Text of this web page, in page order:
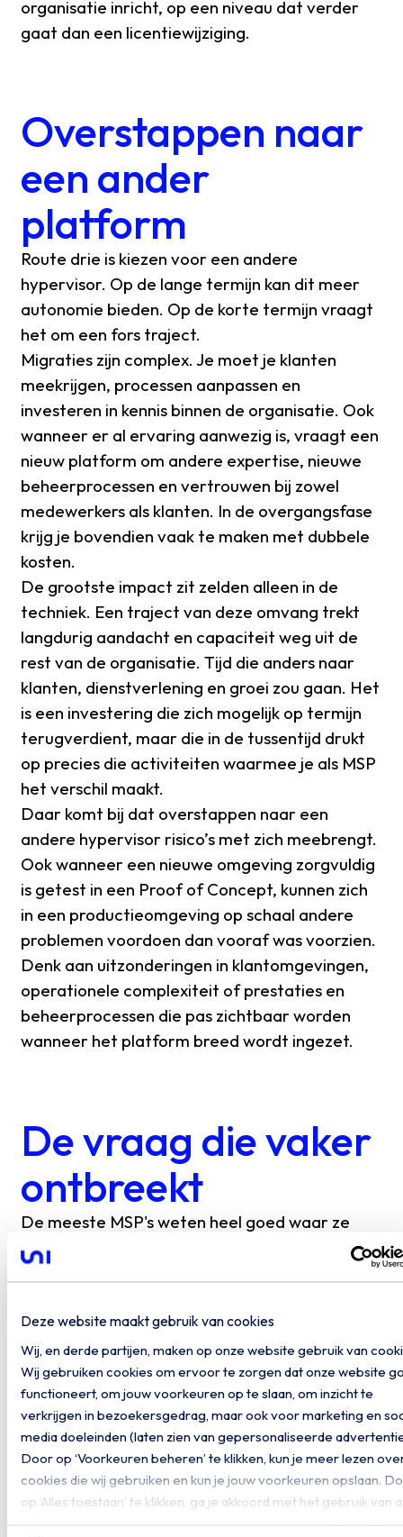
Deze website maakt gebruik van cookies
Wij, en derde partijen, maken op onze website gebruik van
Wij gebruiken cookies om ervoor te zorgen dat onze website
functioneert, om jouw voorkeuren op te slaan, om inzicht te
verkrijgen in bezoekersgedrag, maar ook voor marketing en
media doeleinden (laten zien van gepersonaliseerde
Door op ‘Voorkeuren beheren’ te klikken, kun je meer lezen
cookies die wij gebruiken en kun je jouw voorkeuren opslaan.
op ‘Alles toestaan’ te klikken, ga je akkoord met het gebruik van
organisatie inricht, op een niveau dat verder
gaat dan een licentiewijziging.
Overstappen naar
een ander
platform
Route drie is kiezen voor een andere
hypervisor. Op de lange termijn kan dit meer
autonomie bieden. Op de korte termijn vraagt
het om een fors traject.
Migraties zijn complex. Je moet je klanten
meekrijgen, processen aanpassen en
investeren in kennis binnen de organisatie. Ook
wanneer er al ervaring aanwezig is, vraagt een
nieuw platform om andere expertise, nieuwe
beheerprocessen en vertrouwen bij zowel
medewerkers als klanten. In de overgangsfase
krijg je bovendien vaak te maken met dubbele
kosten.
De grootste impact zit zelden alleen in de
techniek. Een traject van deze omvang trekt
langdurig aandacht en capaciteit weg uit de
rest van de organisatie. Tijd die anders naar
klanten, dienstverlening en groei zou gaan. Het
is een investering die zich mogelijk op termijn
terugverdient, maar die in de tussentijd drukt
op precies die activiteiten waarmee je als MSP
het verschil maakt.
Daar komt bij dat overstappen naar een
andere hypervisor risico’s met zich meebrengt.
Ook wanneer een nieuwe omgeving zorgvuldig
is getest in een Proof of Concept, kunnen zich
in een productieomgeving op schaal andere
problemen voordoen dan vooraf was voorzien.
Denk aan uitzonderingen in klantomgevingen,
operationele complexiteit of prestaties en
beheerprocessen die pas zichtbaar worden
wanneer het platform breed wordt ingezet.
De vraag die vaker
ontbreekt
De meeste MSP's weten heel goed waar ze
staan. Welke klanten op VMware draaien,
aanwezig.
Waar het schuurt, is de timing. Een verandering
van deze omvang bespreek je liefst niet
halverwege een lopend contract, maar op het
natuurlijke moment dat een contract verlengd
wordt. Probleem: het VMware-landschap
dwingt veel partijen om eerder te bewegen
dan hun contractcycli toelaten. Dat is voor